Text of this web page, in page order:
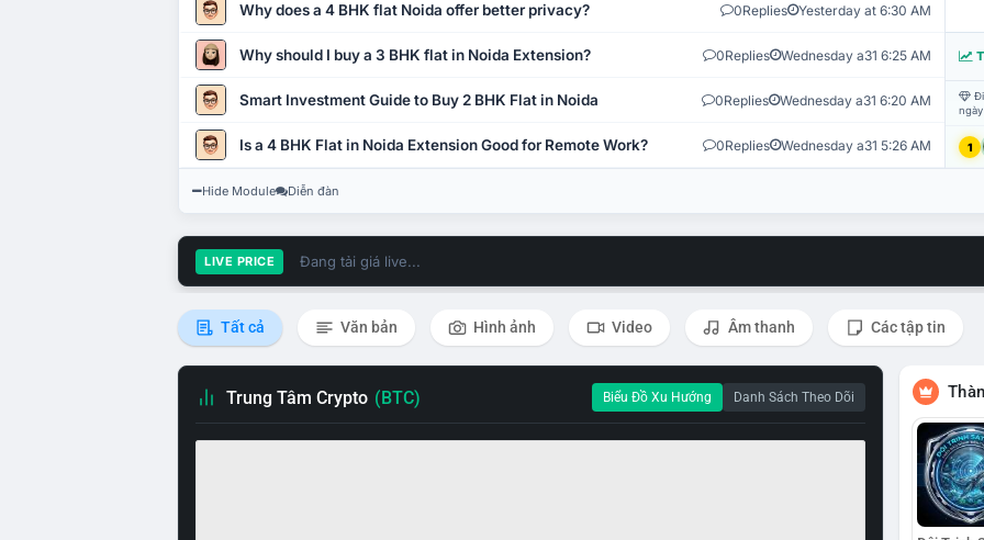
Why does a 4 BHK flat Noida offer better privacy? 0Replies Yesterday at 6:30 AM
Why should I buy a 3 BHK flat in Noida Extension? 0Replies Wednesday a31 6:25 AM
Smart Investment Guide to Buy 2 BHK Flat in Noida 0Replies Wednesday a31 6:20 AM
Is a 4 BHK Flat in Noida Extension Good for Remote Work? 0Replies Wednesday a31 5:26 AM 1
Hide Module Diễn đàn
LIVE PRICE Đang tải giá live...
Tất cả Văn bản Hình ảnh Video Âm thanh Các tập tin
Trung Tâm Crypto (BTC) Biểu Đồ Xu Hướng Danh Sách Theo Dõi